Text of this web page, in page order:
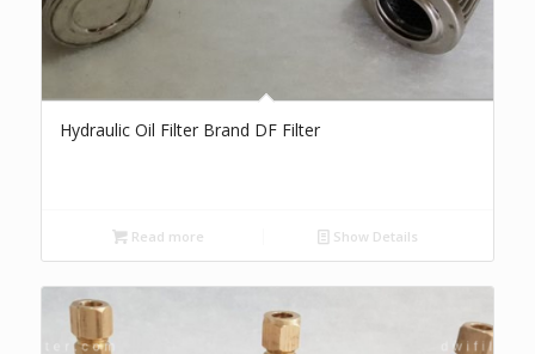
Hydraulic Oil Filter Brand DF Filter
Read more Show Details